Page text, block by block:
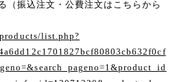
（振込注文・公費注文はこちらから
list.php?